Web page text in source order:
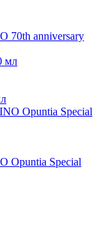
70th anniversary
Opuntia Special